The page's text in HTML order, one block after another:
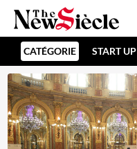
CATÉGORIE START UP